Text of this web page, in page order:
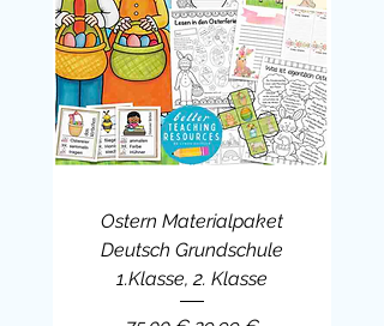
Ostern Materialpaket
Deutsch Grundschule
1.Klasse, 2. Klasse